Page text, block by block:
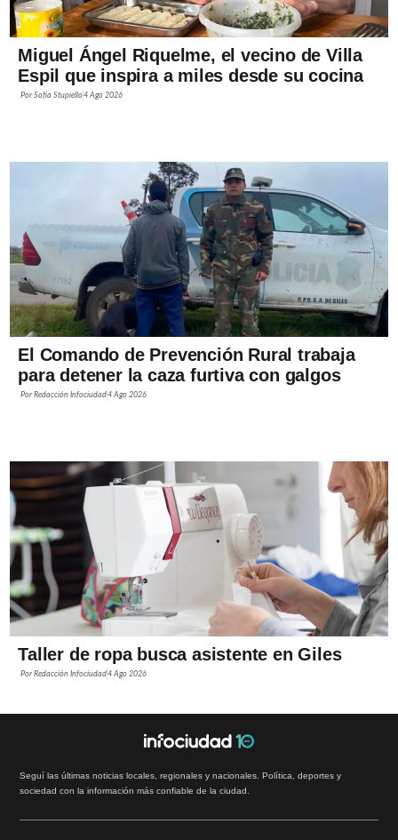
Miguel Ángel Riquelme, el vecino de Villa
Espil que inspira a miles desde su cocina
PorSofía Stupiello4 Ago 2026
El Comando de Prevención Rural trabaja
para detener la caza furtiva con galgos
PorRedacción Infociudad4 Ago 2026
Taller de ropa busca asistente en Giles
PorRedacción Infociudad4 Ago 2026
Seguí las últimas noticias locales, regionales y nacionales. Política, deportes y
sociedad con la información más confiable de la ciudad.